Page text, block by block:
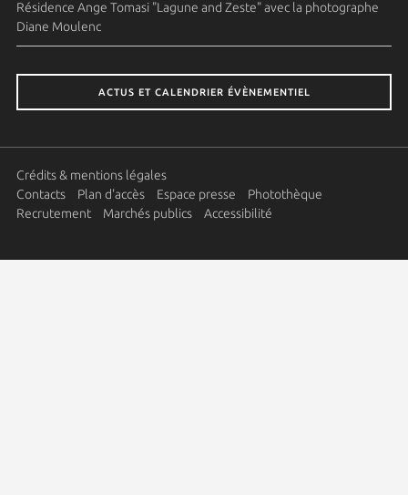
Résidence Ange Tomasi "Lagune and Zeste" avec la photographe
Diane Moulenc
ACTUS ET CALENDRIER ÉVÈNEMENTIEL
Crédits & mentions légales
Contacts
Plan d'accès Espace presse
Photothèque
Recrutement
Marchés publics Accessibilité